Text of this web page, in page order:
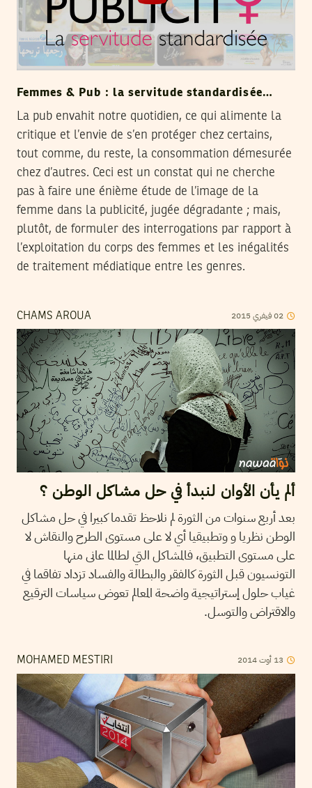
Femmes & Pub : la servitude standardisée…
La pub envahit notre quotidien, ce qui alimente la
critique et l’envie de s’en protéger chez certains,
tout comme, du reste, la consommation démesurée
chez d’autres. Ceci est un constat qui ne cherche
pas à faire une énième étude de l’image de la
femme dans la publicité, jugée dégradante ; mais,
plutôt, de formuler des interrogations par rapport à
l’exploitation du corps des femmes et les inégalités
de traitement médiatique entre les genres.
CHAMS AROUA 02فيفري 2015
ألم يأن الأوان لنبدأ في حل مشاكل الوطن ؟
بعد أربع سنوات من الثورة لم نلاحظ تقدما كبيرا في حل مشاكل
الوطن نظريا و وتطبيقيا أي لا على مستوى الطرح والنقاش لا
على مستوى التطبيق، فالمشاكل التي لطالما عانى منها
التونسيون قبل الثورة كالفقر والبطالة والفساد تزداد تفاقما في
غياب حلول إستراتيجية واضحة المعالم تعوض سياسات الترقيع
والاقتراض والتوسل.
MOHAMED MESTIRI 13 أوت2014